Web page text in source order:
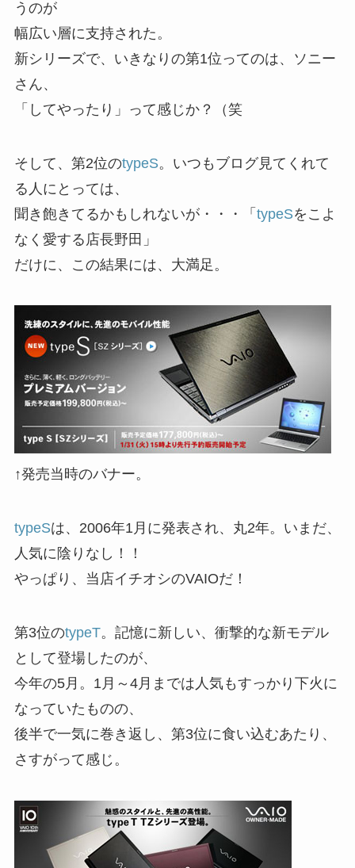
うのが
幅広い層に支持された。
新シリーズで、いきなりの第1位ってのは、ソニー
さん、
「してやったり」って感じか？（笑
そして、第2位のtypeS。いつもブログ見てくれて
る人にとっては、
聞き飽きてるかもしれないが・・・「 typeSをこよ
なく愛する店長野田」
だけに、この結果には、大満足。
↑発売当時のバナー。
typeSは、2006年1月に発表され、丸2年。いまだ、
人気に陰りなし！！
やっぱり、当店イチオシのVAIOだ！
第3位のtypeT。記憶に新しい、衝撃的な新モデル
として登場したのが、
今年の5月。1月～4月までは人気もすっかり下火に
なっていたものの、
後半で一気に巻き返し、第3位に食い込むあたり、
さすがって感じ。